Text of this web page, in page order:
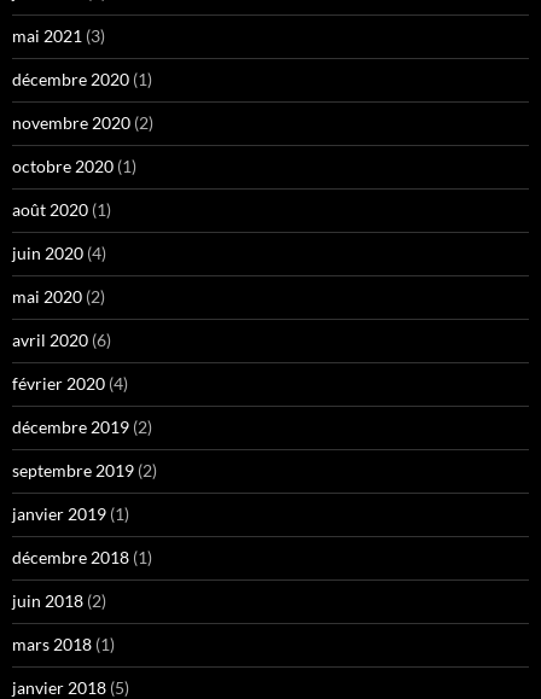
mai 2021 (3)
décembre 2020 (1)
novembre 2020 (2)
octobre 2020 (1)
août 2020 (1)
juin 2020 (4)
mai 2020 (2)
avril 2020 (6)
février 2020 (4)
décembre 2019 (2)
septembre 2019 (2)
janvier 2019 (1)
décembre 2018 (1)
juin 2018 (2)
mars 2018 (1)
janvier 2018 (5)